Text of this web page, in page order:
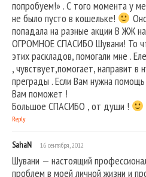
попробуем!» . С того момента у
не было пусто в кошельке!
попадала на разные акции В ЖЖ
ОГРОМНОЕ СПАСИБО Шувани! То
этих раскладов, помогали мне .
, чувствует,помогает, направит в
преграды . Если Вам нужна
Вам поможет !
Большое СПАСИБО , от души !
Reply
SahaN 16 сентября, 2012
Шувани — настоящий
проблем в моей личной жизни и